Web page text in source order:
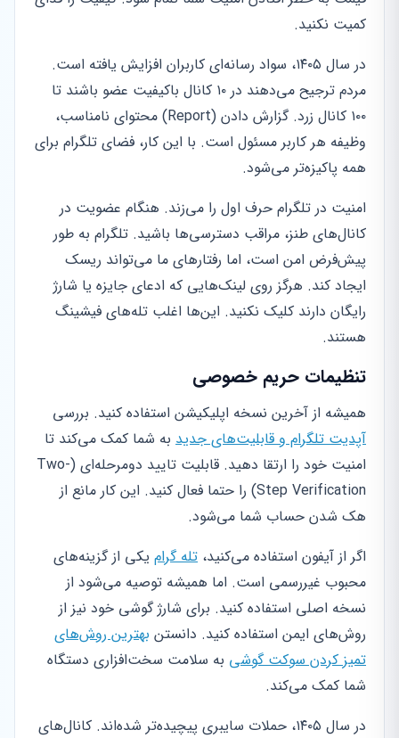
کمیت نکنید.
در سال ۱۴۰۵، سواد رسانه‌ای کاربران افزایش یافته است.
مردم ترجیح می‌دهند در ۱۰ کانال باکیفیت عضو باشند تا
۱۰۰ کانال زرد. گزارش دادن (Report) محتوای نامناسب،
وظیفه هر کاربر مسئول است. با این کار، فضای تلگرام برای
همه پاکیزه‌تر می‌شود.
امنیت در تلگرام حرف اول را می‌زند. هنگام عضویت در
کانال‌های طنز، مراقب دسترسی‌ها باشید. تلگرام به طور
پیش‌فرض امن است، اما رفتارهای ما می‌تواند ریسک
ایجاد کند. هرگز روی لینک‌هایی که ادعای جایزه یا شارژ
رایگان دارند کلیک نکنید. این‌ها اغلب تله‌های فیشینگ
هستند.
تنظیمات حریم خصوصی
همیشه از آخرین نسخه اپلیکیشن استفاده کنید. بررسی
آپدیت تلگرام و قابلیت‌های جدید به شما کمک می‌کند تا
امنیت خود را ارتقا دهید. قابلیت تایید دومرحله‌ای (Two-
Step Verification) را حتما فعال کنید. این کار مانع از
هک شدن حساب شما می‌شود.
اگر از آیفون استفاده می‌کنید، تله گرام یکی از گزینه‌های
محبوب غیررسمی است. اما همیشه توصیه می‌شود از
نسخه اصلی استفاده کنید. برای شارژ گوشی خود نیز از
روش‌های ایمن استفاده کنید. دانستن بهترین روش‌های
تمیز کردن سوکت گوشی به سلامت سخت‌افزاری دستگاه
شما کمک می‌کند.
در سال ۱۴۰۵، حملات سایبری پیچیده‌تر شده‌اند. کانال‌های